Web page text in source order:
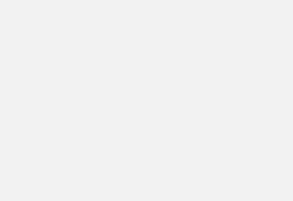
Beletrie pro
Byznys a